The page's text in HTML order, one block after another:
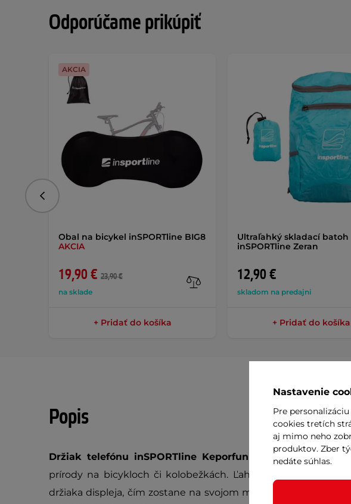
Odporúčame prikúpiť
Obal na bicykel inSPORTline BIG8
AKCIA
19,90 € 23,90 €
na sklade
AKCIA
+ Pridať do košíka
Ultraľahký skladací batoh
inSPORTline Zeran
12,90 €
skladom na predajni
+ Pridať do košíka
Predchádzajúce
Popis
Držiak telefónu inSPORTline Keporfun 4000mAh plne
prírody na bicykloch či kolobežkách. Ľahko primontujete
držiaka displeja, čím zostane na svojom mieste a vy ho
Nastavenie
Pre
cookies tretích
aj mimo neho
produktov. Zber
nedáte súhlas.